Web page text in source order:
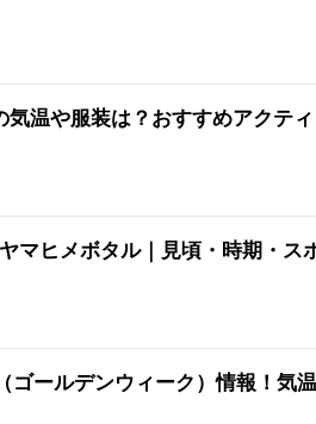
気温や服装は？おすすめアクテ
マヒメボタル｜見頃・時期・ス
ゴールデンウィーク）情報！気